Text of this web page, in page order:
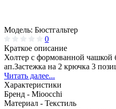
Модель: Бюстгальтер
0
Краткое описание
Холтер с формованной чашкой
ап.Застежка на 2 крючка 3
Читать далее...
Характеристики
Бренд - Mioocchi
Материал - Текстиль